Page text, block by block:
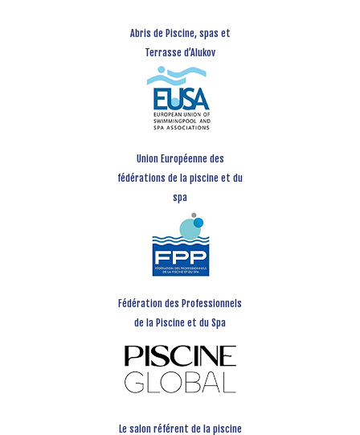
Abris de Piscine, spas et
Terrasse d’Alukov
Union Européenne des
fédérations de la piscine et du
spa
Fédération des Professionnels
de la Piscine et du Spa
Le salon référent de la piscine